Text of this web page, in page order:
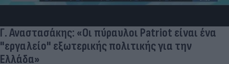
Γ. Αναστασάκης: «Οι πύραυλοι Patriot είναι ένα
"εργαλείο" εξωτερικής πολιτικής για την
Ελλάδα»